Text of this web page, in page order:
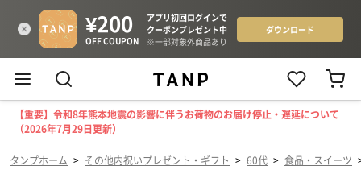
【重要】令和8年熊本地震の影響に伴うお荷物のお届け停止・遅延について
（2026年7月29日更新）
タンプホーム > その他内祝いプレゼント・ギフト > 60代 > 食品・スイーツ